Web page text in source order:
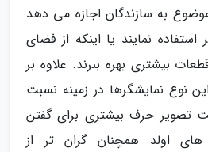
به سازندگان اجازه می دهد
نمایند یا اینکه از فضای
بیشتری بهره ببرند. علاوه بر
نوع نمایشگرها در زمینه نسبت
تصویر حرف بیشتری برای گفتن
های اولد همچنان گران تر از